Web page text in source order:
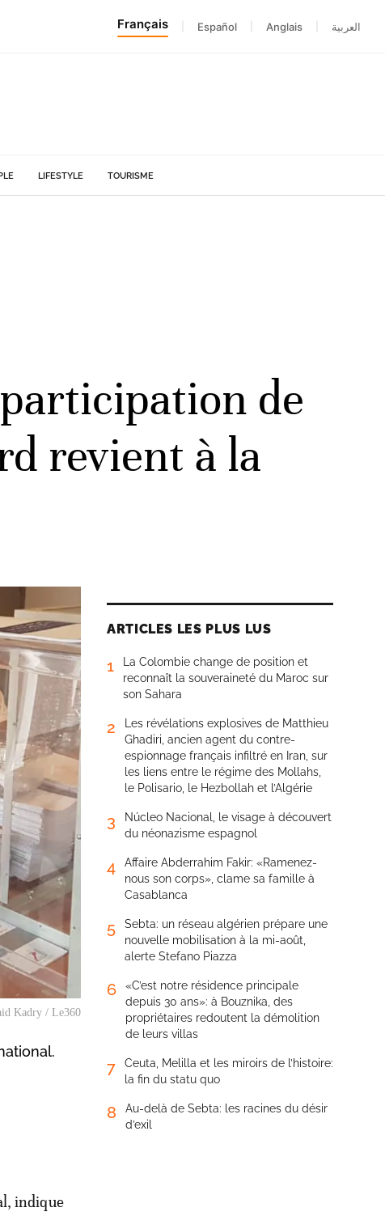
Français Español Anglais العربية
LIFESTYLE TOURISME
de
revient à la
Kadry / Le360
indique
ARTICLES LES PLUS LUS
1
La Colombie change de position et
reconnaît la souveraineté du Maroc sur
son Sahara
2
Les révélations explosives de Matthieu
Ghadiri, ancien agent du contre-
espionnage français infiltré en Iran, sur
les liens entre le régime des Mollahs,
le Polisario, le Hezbollah et l’Algérie
3
Núcleo Nacional, le visage à découvert
du néonazisme espagnol
4
Affaire Abderrahim Fakir: «Ramenez-
nous son corps», clame sa famille à
Casablanca
5
Sebta: un réseau algérien prépare une
nouvelle mobilisation à la mi-août,
alerte Stefano Piazza
6
«C’est notre résidence principale
depuis 30 ans»: à Bouznika, des
propriétaires redoutent la démolition
de leurs villas
7
Ceuta, Melilla et les miroirs de l’histoire:
la fin du statu quo
8
Au-delà de Sebta: les racines du désir
d’exil